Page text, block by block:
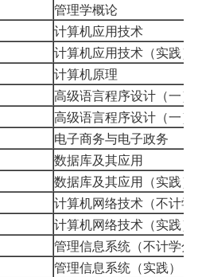
管理学概论
计算机应用技术
计算机应用技术（实践）
计算机原理
高级语言程序设计（一）
高级语言程序设计（一）
电子商务与电子政务
数据库及其应用
数据库及其应用（实践）
计算机网络技术（不计学
计算机网络技术（实践）
管理信息系统（不计学分
管理信息系统（实践）